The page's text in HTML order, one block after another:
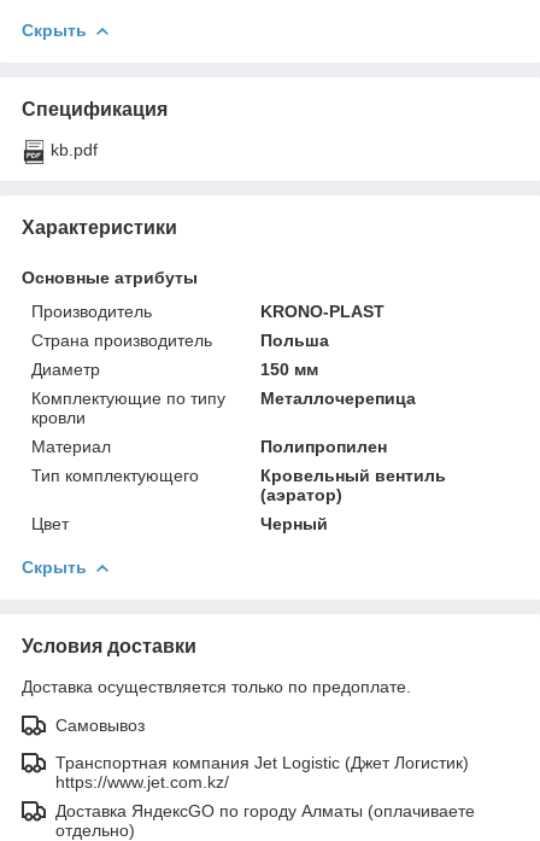
Скрыть
Спецификация
kb.pdf
Характеристики
Основные атрибуты
Производитель
KRONO-PLAST
Страна производитель
Польша
Диаметр
150 мм
Комплектующие по типу
кровли
Металлочерепица
Материал
Полипропилен
Тип комплектующего
Кровельный вентиль
(аэратор)
Цвет
Черный
Скрыть
Условия доставки
Доставка осуществляется только по предоплате.
Самовывоз
Транспортная компания Jet Logistic (Джет Логистик)
https://www.jet.com.kz/
Доставка ЯндексGO по городу Алматы (оплачиваете
отдельно)